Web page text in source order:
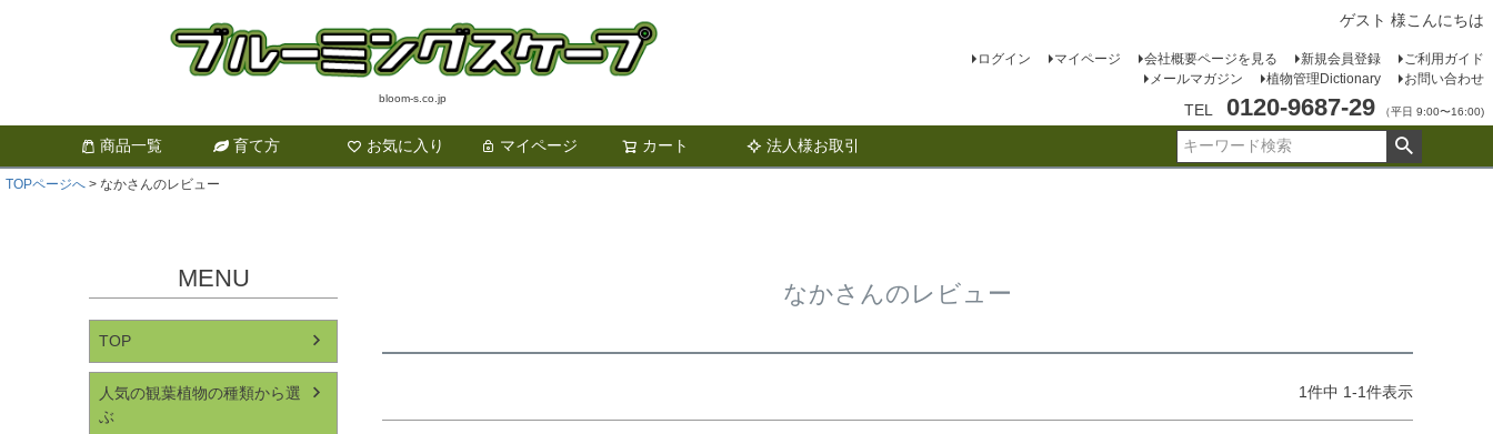
bloom-s.co.jp
ゲスト 様こんにちは
ログイン マイページ 会社概要ページを見る 新規会員登録
ご利用ガイド
メールマガジン
植物管理Dictionary お問い合わせ
TEL 0120-9687-29 （平日 9:00〜16:00)
商品一覧 育て方 お気に入り マイページ カート 法人様お取引
検索
TOPページへ なかさんのレビュー
MENU
TOP
人気の観葉植物の種類から選
ぶ
なかさんのレビュー
1件中 1-1件表示